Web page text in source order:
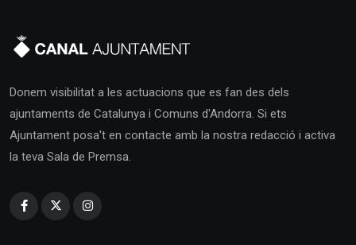
Donem visibilitat a les actuacions que es fan des dels
ajuntaments de Catalunya i Comuns d'Andorra. Si ets
Ajuntament posa't en contacte amb la nostra redacció i activa
la teva Sala de Premsa.